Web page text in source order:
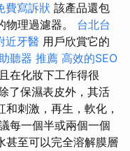
費寫訴狀 該產品還包
理過濾器。 台北台
近牙醫 用戶欣賞它的
聽器 推薦 高效的SEO
在化妝下工作得很
了保濕表皮外，其活
刺激，再生，軟化，
每一個半或兩個一個
甚至可以完全溶解膜層